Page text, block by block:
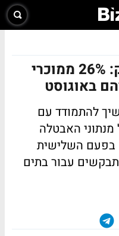
המשבר בארה"ב מעמיק: 26% ממוכרי
באוגוסט
להתמודד עם
האבטלה
בפעם השלישית
עבור בתים